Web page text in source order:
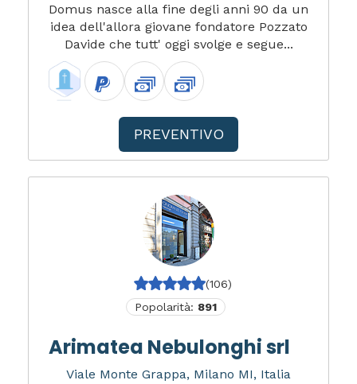
Domus nasce alla fine degli anni 90 da un
idea dell'allora giovane fondatore Pozzato
Davide che tutt' oggi svolge e segue...
PREVENTIVO
(106)
Popolarità: 891
Arimatea Nebulonghi srl
Viale Monte Grappa, Milano MI, Italia